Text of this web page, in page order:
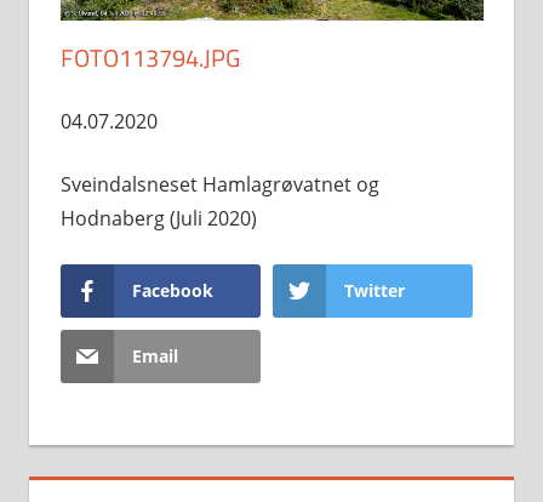
FOTO113794.JPG
04.07.2020
Sveindalsneset Hamlagrøvatnet og
Hodnaberg (Juli 2020)
Facebook Twitter
Email